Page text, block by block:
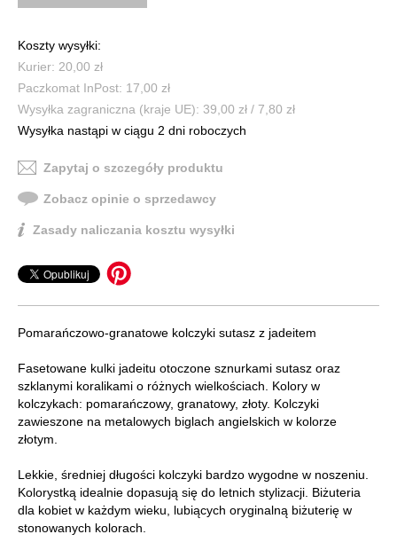
Koszty wysyłki:
Kurier: 20,00 zł
Paczkomat InPost: 17,00 zł
Wysyłka zagraniczna (kraje UE): 39,00 zł / 7,80 zł
Wysyłka nastąpi w ciągu 2 dni roboczych
Zapytaj o szczegóły produktu
Zobacz opinie o sprzedawcy
Zasady naliczania kosztu wysyłki
Pomarańczowo-granatowe kolczyki sutasz z jadeitem
Fasetowane kulki jadeitu otoczone sznurkami sutasz oraz
szklanymi koralikami o różnych wielkościach. Kolory w
kolczykach: pomarańczowy, granatowy, złoty. Kolczyki
zawieszone na metalowych biglach angielskich w kolorze
złotym.
Lekkie, średniej długości kolczyki bardzo wygodne w noszeniu.
Kolorystką idealnie dopasują się do letnich stylizacji. Biżuteria
dla kobiet w każdym wieku, lubiących oryginalną biżuterię w
stonowanych kolorach.